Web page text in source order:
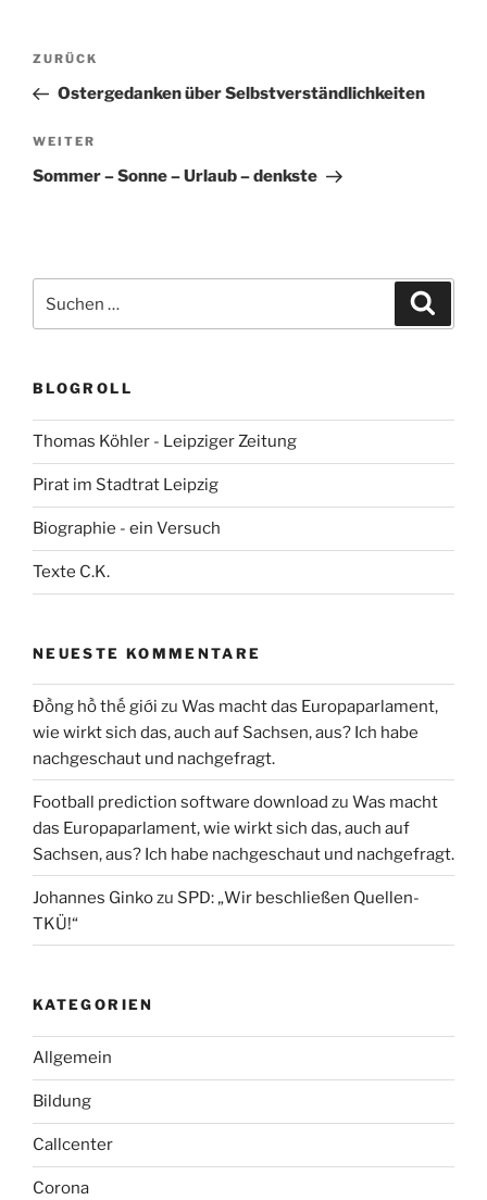
Beitragsnavigation
Vorheriger
Beitrag
ZURÜCK
Ostergedanken über Selbstverständlichkeiten
Nächster
Beitrag
WEITER
Sommer – Sonne – Urlaub – denkste
nach:
BLOGROLL
Thomas Köhler - Leipziger Zeitung
Pirat im Stadtrat Leipzig
Biographie - ein Versuch
Texte C.K.
NEUESTE KOMMENTARE
Đồng hồ thế giới zu Was macht das Europaparlament,
wie wirkt sich das, auch auf Sachsen, aus? Ich habe
nachgeschaut und nachgefragt.
Football prediction software download zu Was macht
das Europaparlament, wie wirkt sich das, auch auf
Sachsen, aus? Ich habe nachgeschaut und nachgefragt.
Johannes Ginkozu SPD: „Wir beschließen Quellen-
TKÜ!“
KATEGORIEN
Allgemein
Bildung
Callcenter
Corona